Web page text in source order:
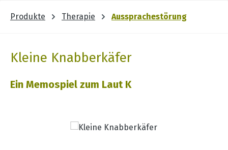
Produkte Therapie Aussprachestörung
Kleine Knabberkäfer
Ein Memospiel zum Laut K
Bildergalerie überspringen